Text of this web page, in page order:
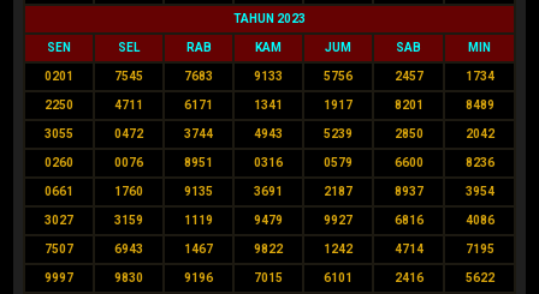
TAHUN 2023
SEN SEL RAB KAM JUM SAB MIN
0201 7545 7683 9133 5756 2457 1734
2250 4711 6171 1341 1917 8201 8489
3055 0472 3744 4943 5239 2850 2042
0260 0076 8951 0316 0579 6600 8236
0661 1760 9135 3691 2187 8937 3954
3027 3159 1119 9479 9927 6816 4086
7507 6943 1467 9822 1242 4714 7195
9997 9830 9196 7015 6101 2416 5622